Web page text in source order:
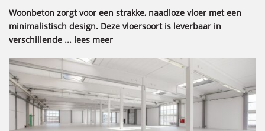
Woonbeton zorgt voor een strakke, naadloze vloer met een
minimalistisch design. Deze vloersoort is leverbaar in
verschillende ... lees meer